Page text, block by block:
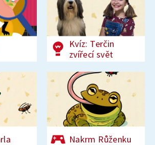
Kvíz: Terčin
zvířecí svět
Nakrm Růženku